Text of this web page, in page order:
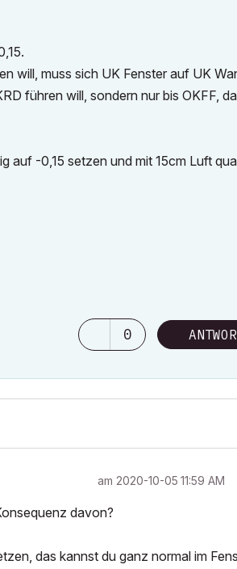
will, muss sich UK Fenster auf UK
führen will, sondern nur bis OKFF,
auf -0,15 setzen und mit 15cm Luft
0
am ‎2020-10-05 11:59 AM
davon?
das kannst du ganz normal im